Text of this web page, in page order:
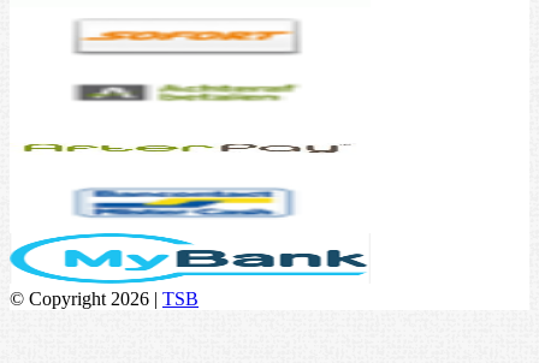
© Copyright 2026 | TSB